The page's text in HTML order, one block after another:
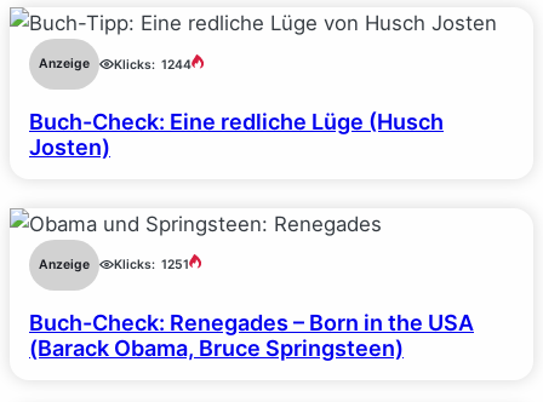
Anzeige Klicks: 1244
Buch-Check: Eine redliche Lüge (Husch
Josten)
Anzeige Klicks: 1251
Buch-Check: Renegades – Born in the USA
(Barack Obama, Bruce Springsteen)